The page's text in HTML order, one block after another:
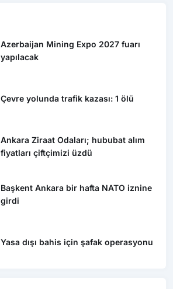
Azerbaijan Mining Expo 2027 fuarı
yapılacak
Çevre yolunda trafik kazası: 1 ölü
Ankara Ziraat Odaları; hububat alım
fiyatları çiftçimizi üzdü
Başkent Ankara bir hafta NATO iznine
girdi
Yasa dışı bahis için şafak operasyonu